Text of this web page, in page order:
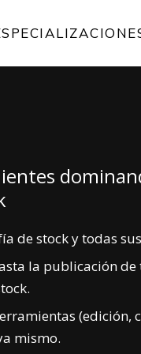
de stock y todas
la publicación de
(edición,
mismo.